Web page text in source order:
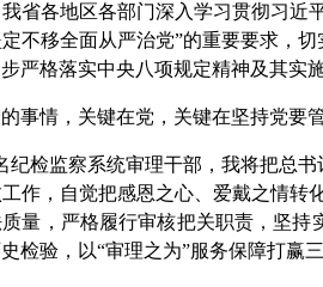
各地区各部门深入学习贯彻习近平
不移全面从严治党”的重要要求，
严格落实中央八项规定精神及其实
情，关键在党，关键在坚持党要
检监察系统审理干部，我将把总书
作，自觉把感恩之心、爱戴之情转
量，严格履行审核把关职责，坚
检验，以“审理之为”服务保障打赢